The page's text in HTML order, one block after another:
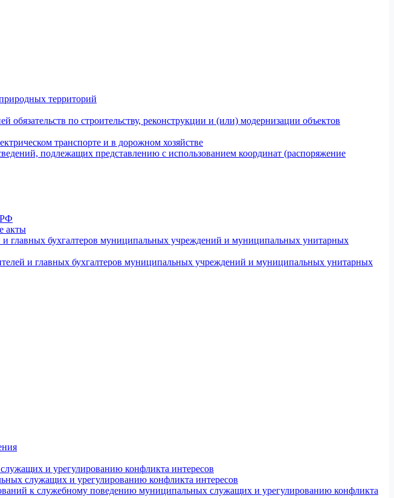
территорий
по строительству, реконструкции и (или) модернизации объектов
транспорте и в дорожном хозяйстве
подлежащих представлению с использованием координат (распоряжение
РФ
акты
и главных бухгалтеров муниципальных учреждений и муниципальных унитарных
и главных бухгалтеров муниципальных учреждений и муниципальных унитарных
и урегулированию конфликта интересов
служащих и урегулированию конфликта интересов
к служебному поведению муниципальных служащих и урегулированию конфликта